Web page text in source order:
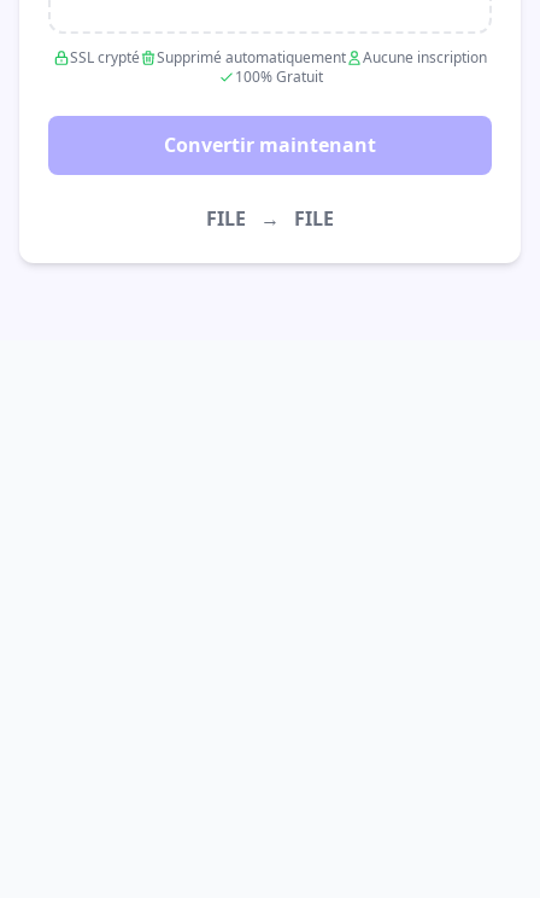
SSL crypté Supprimé automatiquement
Aucune inscription
100% Gratuit
Convertir maintenant
FILE → FILE